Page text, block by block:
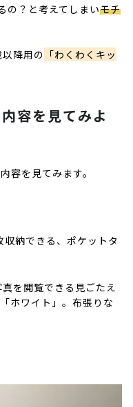
の？と考えてしまいモチ
以降用の 「わくわくキッ
容を見てみよ
容を見てみます。
納できる、ポケットタ
を閲覧できる見ごたえ
ホワイト」。布張りな